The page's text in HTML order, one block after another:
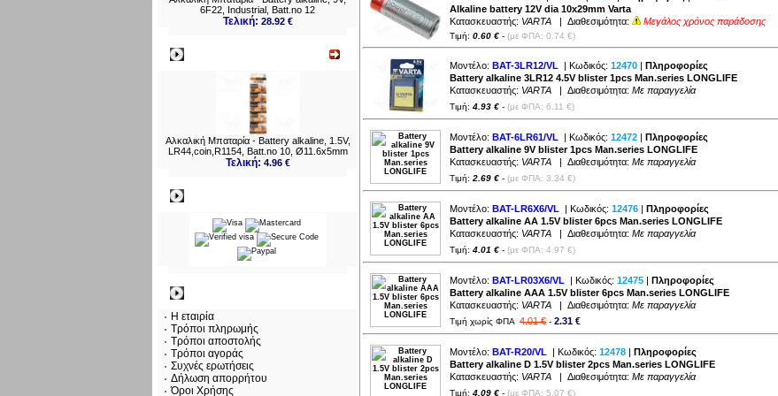
6F22, Industrial, Batt.no 12
Τελική: 28.92 €
Αλκαλική Μπαταρία - Battery alkaline, 1.5V,
LR44,coin,R1154, Batt.no 10, Ø11.6x5mm
Τελική: 4.96 €
Η εταιρία
Τρόποι πληρωμής
Τρόποι αποστολής
Τρόποι αγοράς
Συχνές ερωτήσεις
Δήλωση απορρήτου
Όροι Χρήσης
4LR44 (2)
4LR61 (1)
6F22 (5)
)
23A (3)
27A (2)
14505 (1)
Alkaline battery 12V dia 10x29mm Varta
Κατασκευαστής: VARTA | Διαθεσιμότητα: Μεγάλος χρόνος παράδοσης
Τιμή: 0.60 € - (με ΦΠΑ: 0.74 €)
Μοντέλο: BAT-3LR12/VL | Κωδικός: 12470 | Πληροφορίες
Battery alkaline 3LR12 4.5V blister 1pcs Man.series LONGLIFE
Κατασκευαστής: VARTA | Διαθεσιμότητα: Με παραγγελία
Τιμή: 4.93 € - (με ΦΠΑ: 6.11 €)
Μοντέλο: BAT-6LR61/VL | Κωδικός: 12472 | Πληροφορίες
Battery alkaline 9V blister 1pcs Man.series LONGLIFE
Κατασκευαστής: VARTA | Διαθεσιμότητα: Με παραγγελία
Τιμή: 2.69 € - (με ΦΠΑ: 3.34 €)
Μοντέλο: BAT-LR6X6/VL | Κωδικός: 12476 | Πληροφορίες
Battery alkaline AA 1.5V blister 6pcs Man.series LONGLIFE
Κατασκευαστής: VARTA | Διαθεσιμότητα: Με παραγγελία
Τιμή: 4.01 € - (με ΦΠΑ: 4.97 €)
Μοντέλο: BAT-LR03X6/VL | Κωδικός: 12475 | Πληροφορίες
Battery alkaline AAA 1.5V blister 6pcs Man.series LONGLIFE
Κατασκευαστής: VARTA | Διαθεσιμότητα: Με παραγγελία
Τιμή χωρίς ΦΠΑ 4.01 € - 2.31 €
Μοντέλο: BAT-R20/VL | Κωδικός: 12478 | Πληροφορίες
Battery alkaline D 1.5V blister 2pcs Man.series LONGLIFE
Κατασκευαστής: VARTA | Διαθεσιμότητα: Με παραγγελία
Τιμή: 4.09 € - (με ΦΠΑ: 5.07 €)